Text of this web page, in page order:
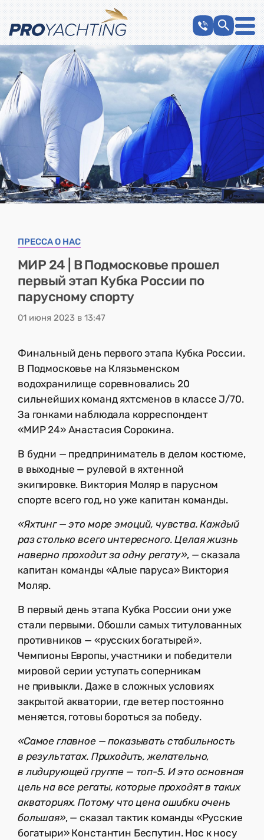
ПРЕССА О НАС
МИР 24 | В Подмосковье прошел
первый этап Кубка России по
парусному спорту
01 июня 2023 в 13:47
Финальный день первого этапа Кубка России.
В Подмосковье на Клязьменском
водохранилище соревновались 20
сильнейших команд яхтсменов в классе J/70.
За гонками наблюдала корреспондент
«МИР 24» Анастасия Сорокина.
В будни — предприниматель в делом костюме,
в выходные — рулевой в яхтенной
экипировке. Виктория Моляр в парусном
спорте всего год, но уже капитан команды.
«Яхтинг — это море эмоций, чувства. Каждый
раз столько всего интересного. Целая жизнь
наверно проходит за одну регату», — сказала
капитан команды «Алые паруса» Виктория
Моляр.
В первый день этапа Кубка России они уже
стали первыми. Обошли самых титулованных
противников — «русских богатырей».
Чемпионы Европы, участники и победители
мировой серии уступать соперникам
не привыкли. Даже в сложных условиях
закрытой акватории, где ветер постоянно
меняется, готовы бороться за победу.
«Самое главное — показывать стабильность
в результатах. Приходить, желательно,
в лидирующей группе — топ-5. И это основная
цель на все регаты, которые проходят в таких
акваториях. Потому что цена ошибки очень
большая», — сказал тактик команды «Русские
богатыри» Константин Беспутин. Нос к носу